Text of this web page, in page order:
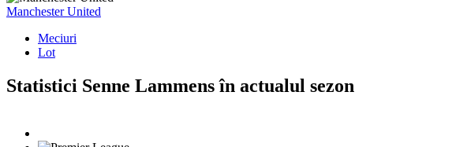
Manchester United
Meciuri
Lot
Statistici Senne Lammens în actualul sezon